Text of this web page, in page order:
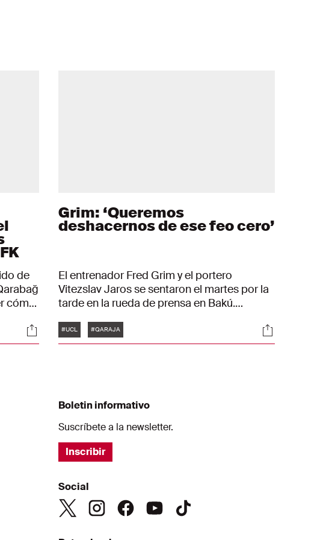
de
cómo
Sociales
Grim: ‘Queremos
deshacernos de ese feo cero’
El entrenador Fred Grim y el portero
Vitezslav Jaros se sentaron el martes por la
tarde en la rueda de prensa en Bakú.
ajacied adelantaron el duelo de la UEFA
Champions League contra el Qarabağ FK.
Etiquetas
#UCL #QARAJA Sociales
Boletin informativo
Suscríbete a la newsletter.
Inscribir
Social